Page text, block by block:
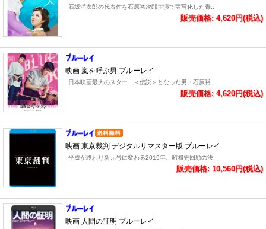
石坂洋次郎の代表作を石原裕次郎主演で実写化した青..
販売価格: 4,620円(税込)
映画 嵐を呼ぶ男 ブルーレイ
日本映画最大のスター、＜伝説＞となった男・石原裕..
販売価格: 4,620円(税込)
映画 東京裁判 デジタルリマスター版 ブルーレイ
平成が終わり新元号に変わる2019年、昭和史回顧の決..
販売価格: 10,560円(税込)
映画 人間の証明 ブルーレイ